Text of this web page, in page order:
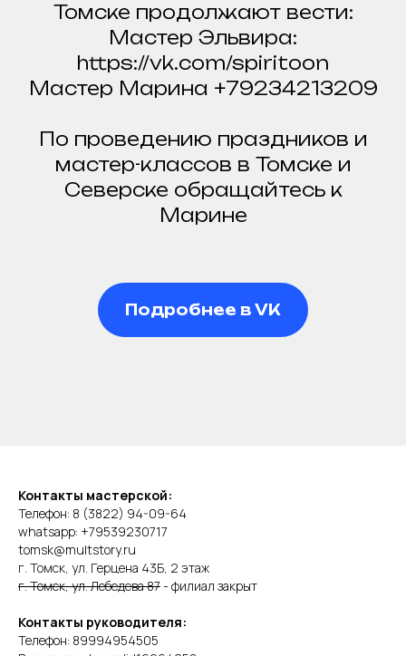
Томске продолжают вести:
Мастер Эльвира:
https://vk.com/spiritoon
Мастер Марина +79234213209
По проведению праздников и
мастер-классов в Томске и
Северске обращайтесь к
Марине
Подробнее в VK
Контакты мастерской:
Телефон: 8 (3822) 94-09-64
whatsapp: +79539230717
tomsk@multstory.ru
г. Томск, ул. Герцена 43Б, 2 этаж
г. Томск, ул. Лебедева 87- филиал закрыт
Контакты руководителя:
Телефон: 89994954505